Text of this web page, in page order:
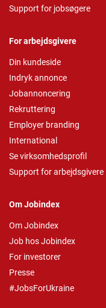
Support for jobsøgere
For arbejdsgivere
Din kundeside
Indryk annonce
Jobannoncering
Rekruttering
Employer branding
International
Se virksomhedsprofil
Support for arbejdsgivere
Om Jobindex
Om Jobindex
Job hos Jobindex
For investorer
Presse
#JobsForUkraine